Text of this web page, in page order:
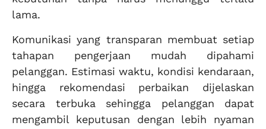
lama.
Komunikasi yang transparan membuat setiap
tahapan pengerjaan mudah dipahami
pelanggan. Estimasi waktu, kondisi kendaraan,
hingga rekomendasi perbaikan dijelaskan
secara terbuka sehingga pelanggan dapat
mengambil keputusan dengan lebih nyaman